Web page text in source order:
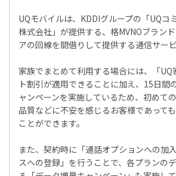
UQモバイルは、KDDIグループの「UQコ
株式会社」が提供する、格MVNOブラン
アの回線を間借りして提供する通信サー
家族でまとめて利用する場合には、「UQ
ト割引が適用できることに加え、15日間
ャンペーンを実施しているため、初めて
品質などに不安を感じるお客様であって
ことができます。
また、契約時に「通話オプションへの加
スへの登録」を行うことで、各プランの